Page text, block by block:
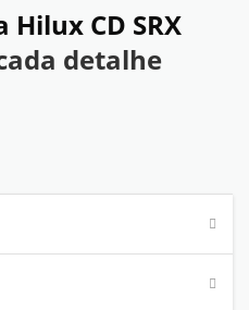
Hilux CD SRX
detalhe